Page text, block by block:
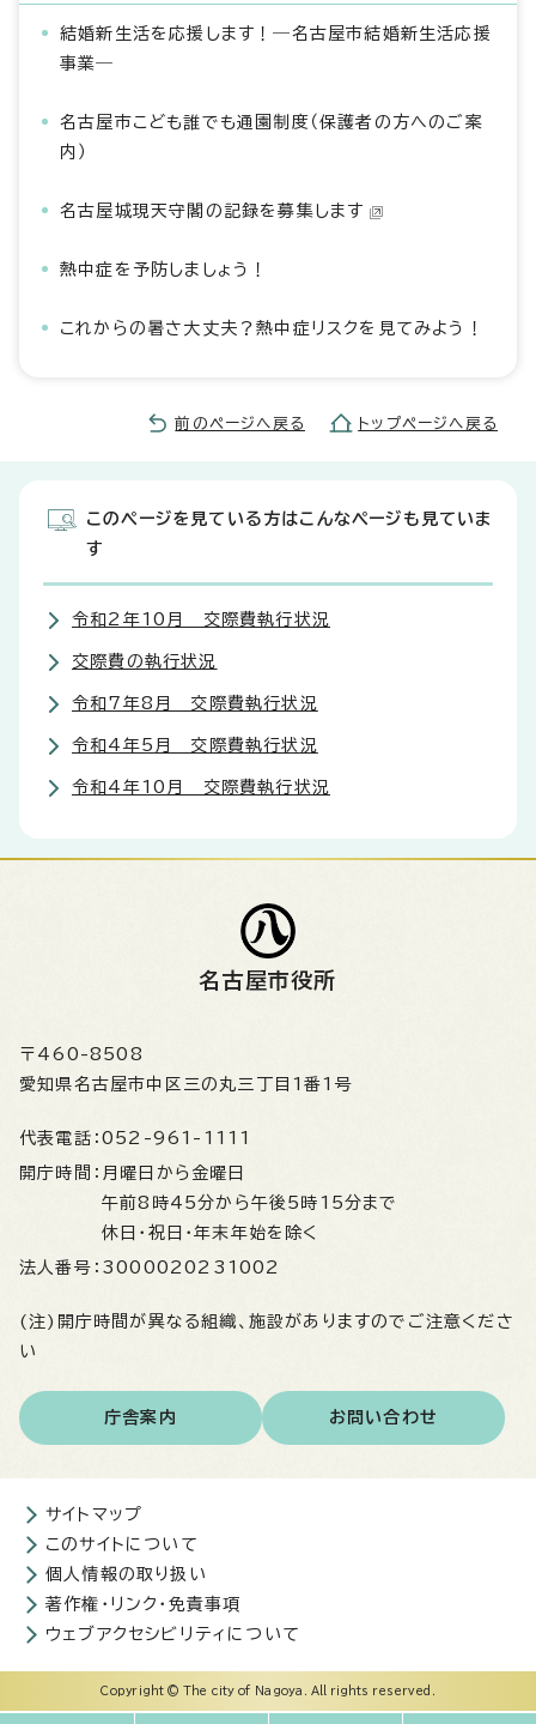
結婚新生活を応援します！―名古屋市結婚新生活応援
事業―
名古屋市こども誰でも通園制度（保護者の方へのご案
内）
名古屋城現天守閣の記録を募集します
熱中症を予防しましょう！
これからの暑さ大丈夫？熱中症リスクを見てみよう！
前のページへ戻る トップページへ戻る
このページを見ている方はこんなページも見ていま
す
令和2年10月 交際費執行状況
交際費の執行状況
令和7年8月 交際費執行状況
令和4年5月 交際費執行状況
令和4年10月 交際費執行状況
名古屋市役所
〒460-8508
愛知県名古屋市中区三の丸三丁目1番1号
代表電話： 052-961-1111
開庁時間： 月曜日から金曜日
午前8時45分から午後5時15分まで
休日・祝日・年末年始を除く
法人番号： 3000020231002
(注)開庁時間が異なる組織、施設がありますのでご注意くださ
い
庁舎案内 お問い合わせ
サイトマップ
このサイトについて
個人情報の取り扱い
著作権・リンク・免責事項
ウェブアクセシビリティについて
Copyright © The city of Nagoya. All rights reserved.